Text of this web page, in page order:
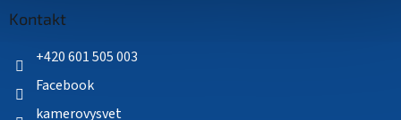
Kontakt
+420 601 505 003
Facebook
kamerovysvet